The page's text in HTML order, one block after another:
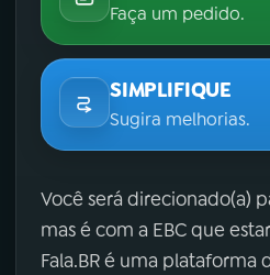
Faça um pedido.
SIMPLIFIQUE
Sugira melhorias.
Você será direcionado(a)
mas é com a EBC que
Fala.BR é uma plataforma